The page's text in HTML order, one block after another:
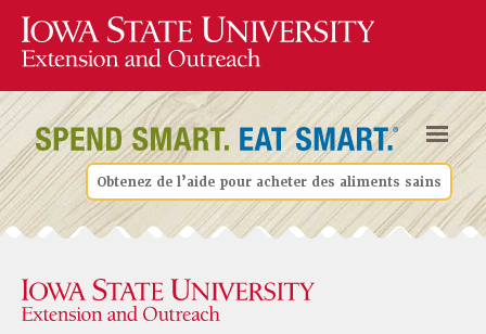
Obtenez de l’aide pour acheter des aliments sains